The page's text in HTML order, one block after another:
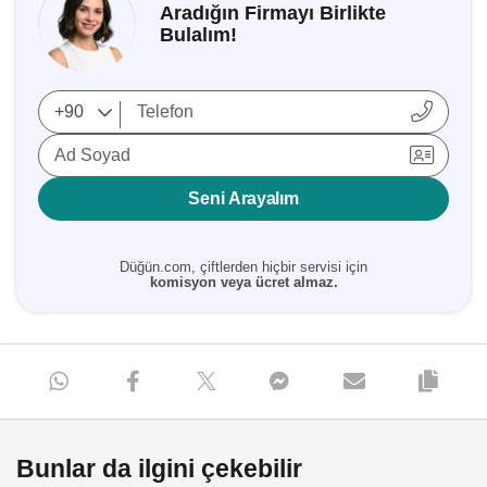
Aradığın Firmayı Birlikte
Bulalım!
Ad Soyad
Seni Arayalım
Düğün.com, çiftlerden hiçbir servisi için
komisyon veya ücret almaz.
Bunlar da ilgini çekebilir